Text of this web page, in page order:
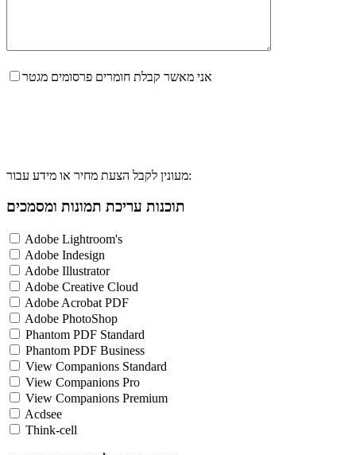
אני מאשר קבלת חומרים פרסומים מגטר
מעונין לקבל הצעת מחיר או מידע עבור:
תוכנות עריכת תמונות ומסמכים
Adobe Lightroom's
Adobe Indesign
Adobe Illustrator
Adobe Creative Cloud
Adobe Acrobat PDF
Adobe PhotoShop
Phantom PDF Standard
Phantom PDF Business
View Companions Standard
View Companions Pro
View Companions Premium
Acdsee
Think-cell